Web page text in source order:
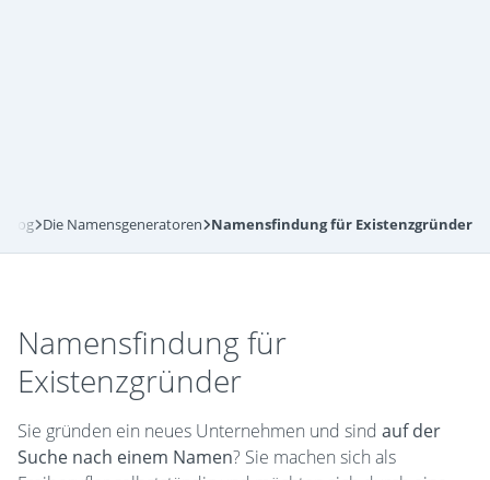
Blog Die Namensgeneratoren Namensfindung für Existenzgründer
Namensfindung für
Existenzgründer
Sie gründen ein neues Unternehmen und sind auf der
Suche nach einem Namen? Sie machen sich als